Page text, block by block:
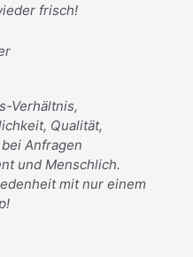
frisch!
Verhältnis,
Qualität,
Anfragen
und Menschlich.
mit nur einem